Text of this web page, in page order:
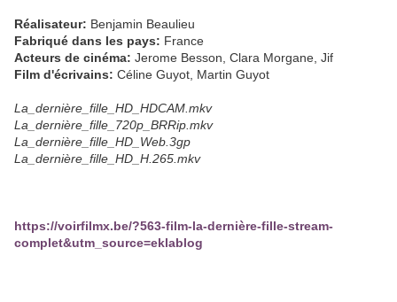
Réalisateur: Benjamin Beaulieu
Fabriqué dans les pays: France
Acteurs de cinéma: Jerome Besson, Clara Morgane, Jif
Film d'écrivains: Céline Guyot, Martin Guyot
La_dernière_fille_HD_HDCAM.mkv
La_dernière_fille_720p_BRRip.mkv
La_dernière_fille_HD_Web.3gp
La_dernière_fille_HD_H.265.mkv
https://voirfilmx.be/?563-film-la-dernière-fille-stream-
complet&utm_source=eklablog